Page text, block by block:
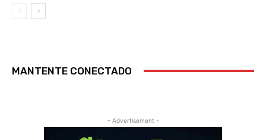
MANTENTE CONECTADO
- Advertisement -